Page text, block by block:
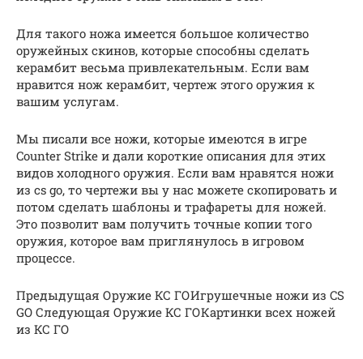
Для такого ножа имеется большое количество
оружейных скинов, которые способны сделать
керамбит весьма привлекательным. Если вам
нравится нож керамбит, чертеж этого оружия к
вашим услугам.
Мы писали все ножи, которые имеются в игре
Counter Strike и дали короткие описания для этих
видов холодного оружия. Если вам нравятся ножи
из cs go, то чертежи вы у нас можете скопировать и
потом сделать шаблоны и трафареты для ножей.
Это позволит вам получить точные копии того
оружия, которое вам приглянулось в игровом
процессе.
Предыдущая Оружие КС ГОИгрушечные ножи из CS
GO Следующая Оружие КС ГОКартинки всех ножей
из КС ГО